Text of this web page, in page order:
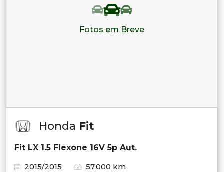
Fotos em Breve
Honda Fit
Fit LX 1.5 Flexone 16V 5p Aut.
2015/2015
57.000 km